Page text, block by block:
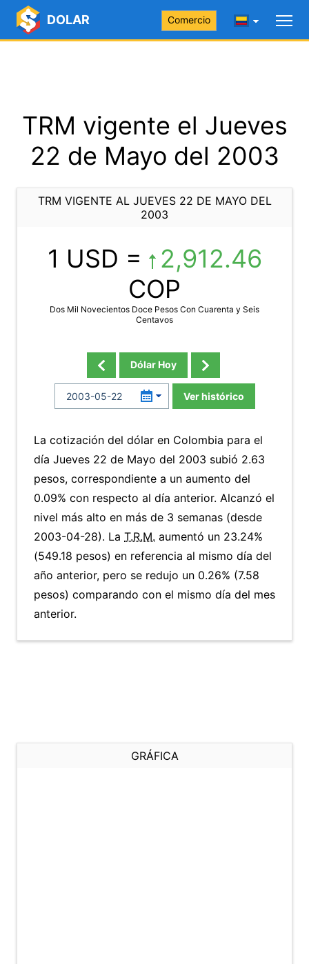
DOLAR Comercio
TRM vigente el Jueves
22 de Mayo del 2003
TRM VIGENTE AL JUEVES 22 DE MAYO DEL
2003
1 USD =
2,912.46
COP
Dos Mil Novecientos Doce Pesos Con Cuarenta y Seis
Centavos
Dólar Hoy
Ver histórico
La cotización del dólar en Colombia para el
día Jueves 22 de Mayo del 2003 subió 2.63
pesos, correspondiente a un aumento del
0.09% con respecto al día anterior. Alcanzó el
nivel más alto en más de 3 semanas (desde
2003-04-28). La T.R.M. aumentó un 23.24%
(549.18 pesos) en referencia al mismo día del
año anterior, pero se redujo un 0.26% (7.58
pesos) comparando con el mismo día del mes
anterior.
GRÁFICA